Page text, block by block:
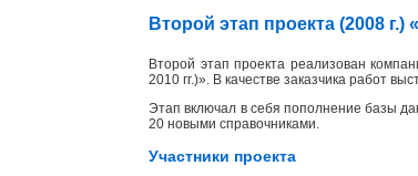
Второй этап проекта (2008
Второй этап проекта реализован
2010 гг.)». В качестве заказчика работ
Этап включал в себя пополнение базы
20 новыми справочниками.
Участники проекта